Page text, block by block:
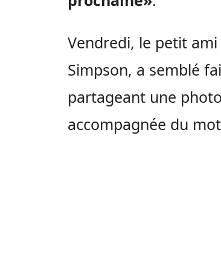
Vendredi, le petit
Simpson, a semblé
partageant une
accompagnée du mot